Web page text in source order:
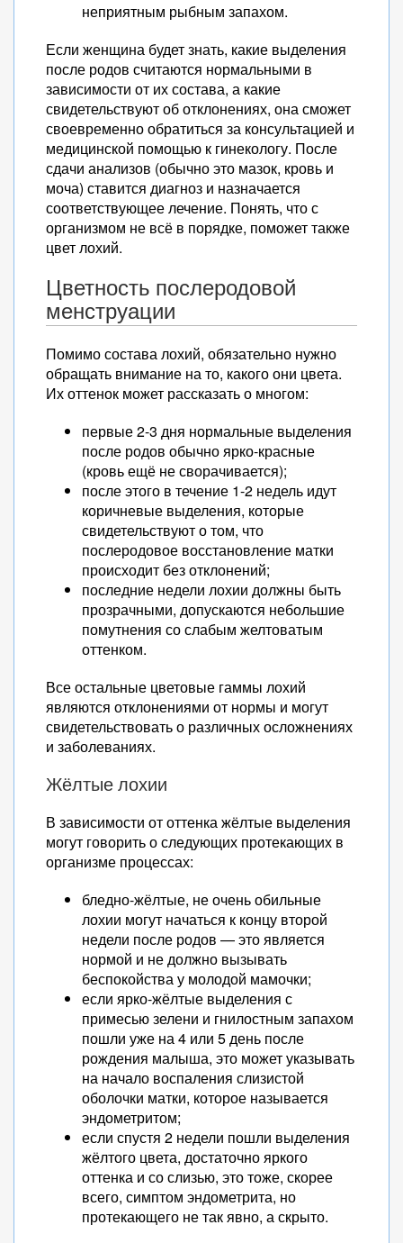
неприятным рыбным запахом.
Если женщина будет знать, какие выделения
после родов считаются нормальными в
зависимости от их состава, а какие
свидетельствуют об отклонениях, она сможет
своевременно обратиться за консультацией и
медицинской помощью к гинекологу. После
сдачи анализов (обычно это мазок, кровь и
моча) ставится диагноз и назначается
соответствующее лечение. Понять, что с
организмом не всё в порядке, поможет также
цвет лохий.
Цветность послеродовой
менструации
Помимо состава лохий, обязательно нужно
обращать внимание на то, какого они цвета.
Их оттенок может рассказать о многом:
первые 2-3 дня нормальные выделения
после родов обычно ярко-красные
(кровь ещё не сворачивается);
после этого в течение 1-2 недель идут
коричневые выделения, которые
свидетельствуют о том, что
послеродовое восстановление матки
происходит без отклонений;
последние недели лохии должны быть
прозрачными, допускаются небольшие
помутнения со слабым желтоватым
оттенком.
Все остальные цветовые гаммы лохий
являются отклонениями от нормы и могут
свидетельствовать о различных осложнениях
и заболеваниях.
Жёлтые лохии
В зависимости от оттенка жёлтые выделения
могут говорить о следующих протекающих в
организме процессах:
бледно-жёлтые, не очень обильные
лохии могут начаться к концу второй
недели после родов — это является
нормой и не должно вызывать
беспокойства у молодой мамочки;
если ярко-жёлтые выделения с
примесью зелени и гнилостным запахом
пошли уже на 4 или 5 день после
рождения малыша, это может указывать
на начало воспаления слизистой
оболочки матки, которое называется
эндометритом;
если спустя 2 недели пошли выделения
жёлтого цвета, достаточно яркого
оттенка и со слизью, это тоже, скорее
всего, симптом эндометрита, но
протекающего не так явно, а скрыто.